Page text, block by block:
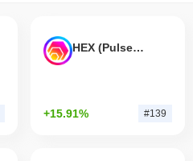
HEX (Pulsechain)
+15.91% #139